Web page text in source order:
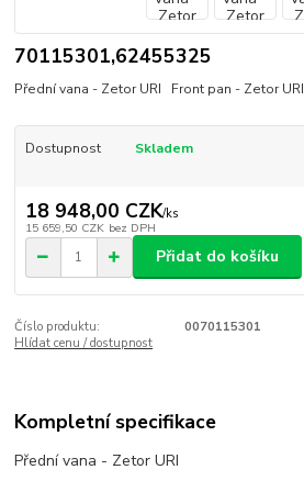
70115301,62455325
Přední vana - Zetor URI Front pan - Zetor URI
Dostupnost Skladem
18 948,00 CZK/ks
15 659,50 CZK bez DPH
Přidat do košíku
Číslo produktu:
0070115301
Hlídat cenu / dostupnost
Kompletní specifikace
Přední vana - Zetor URI